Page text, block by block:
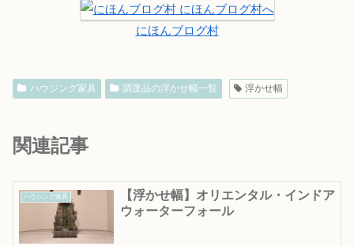
にほんブログ村
ハウジング家具 調度品の浮かせ幅一覧 浮かせ幅
関連記事
ハウジング家具
【浮かせ幅】オリエンタル・インドア
ウォーターフォール